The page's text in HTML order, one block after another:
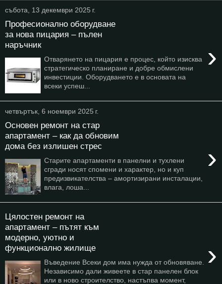
събота, 13 декември 2025 г.
Професионално оборудване
за нова пицария – пълен
наръчник
›
Отварянето на пицария е процес, който изисква
стратегическо планиране и добре обмислени
инвестиции. Оборудването е в основата на
всеки успеш...
четвъртък, 6 ноември 2025 г.
Основен ремонт на стар
апартамент – как да обновим
дома без излишен стрес
›
Старите апартаменти в панелни и тухлени
сгради носят спомени и характер, но и куп
предизвикателства – амортизирани инсталации,
влага, лоша...
Цялостен ремонт на
апартамент – пътят към
модерно, уютно и
функционално жилище
›
Въведение Всеки дом има нужда от обновяване.
Независимо дали живеете в стар панелен блок
или в ново строителство, настъпва момент,